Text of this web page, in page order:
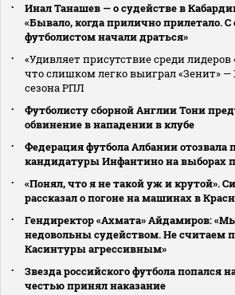
Инал Танашев — о судействе в
«Бывало, когда прилично прилетало.
футболистом начали драться»
«Удивляет присутствие среди
что слишком легко выиграл «Зенит» —
сезона РПЛ
Футболисту сборной Англии Тони
обвинение в нападении в клубе
Федерация футбола Албании отозвала
кандидатуры Инфантино на выборах
«Понял, что я не такой уж и крутой».
рассказал о погоне на машинах в
Гендиректор «Ахмата» Айдамиров:
недовольны судейством. Не считаем
Касинтуры агрессивным»
Звезда российского футбола попался
честью принял наказание